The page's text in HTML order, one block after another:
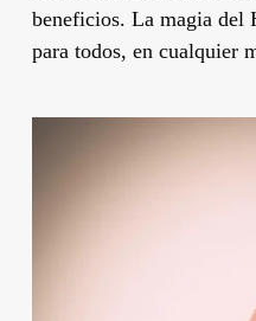
beneficios. La magia del
para todos, en cualquier